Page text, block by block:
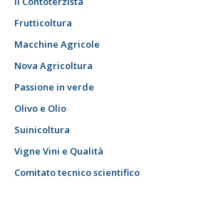
Frutticoltura
Macchine Agricole
Nova Agricoltura
Passione in verde
Olivo e Olio
Suinicoltura
Vigne Vini e Qualità
Comitato tecnico scientifico